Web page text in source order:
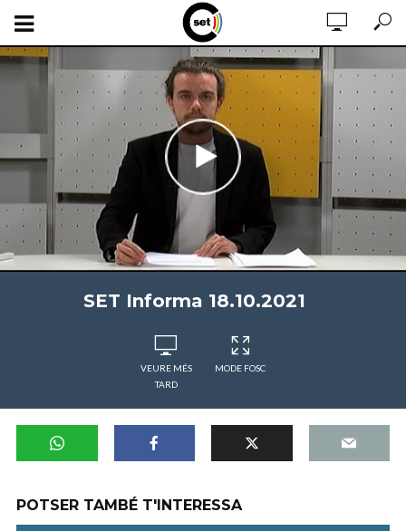
SET Informa 18.10.2021
VEURE MÉS
TARD
MODE FOSC
POTSER TAMBÉ T'INTERESSA